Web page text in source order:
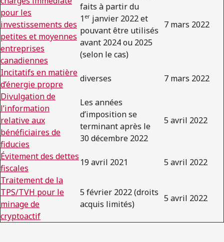
pour les
investissements des
petites et moyennes
entreprises
canadiennes
faits à partir du
1 er janvier 2022 et
pouvant être utilisés
avant 2024 ou 2025
(selon le cas)
7 mars 2022
Incitatifs en matière
d’énergie propre
diverses
7 mars 2022
Divulgation de
l’information
relative aux
bénéficiaires de
fiducies
Les années
d’imposition se
terminant après le
30 décembre 2022
5 avril 2022
Évitement des dettes
fiscales
19 avril 2021
5 avril 2022
Traitement de la
TPS/TVH pour le
minage de
cryptoactif
5 février 2022 (droits
acquis limités)
5 avril 2022